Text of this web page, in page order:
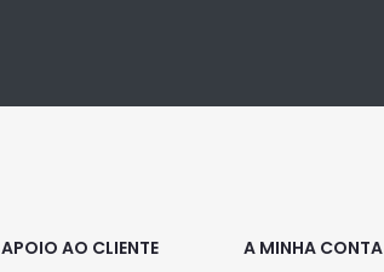
APOIO AO CLIENTE A MINHA CONTA